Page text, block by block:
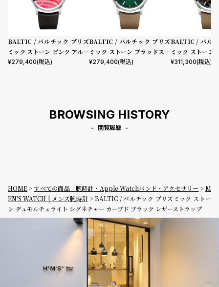
BALTIC / バルチック プリズ
ミック ストーン ピンク アルバ
イト シグネチャー カーブド ブ
¥279,400(税込)
BALTIC / バルチック プリズ
ミック ストーン ブラッドスト
ーン シグネチャー カーブド キ
¥279,400(税込)
BALTIC / バル
ミック ストーン
ト シグネチャー
¥311,300(税込)
BROWSING HISTORY
閲覧履歴
HOME すべての商品｜腕時計・Apple Watchバンド・アクセサリー
M
EN'S WATCH | メンズ腕時計
BALTIC / バルチック プリズミック ストー
ン デュモルチェライト シグネチャー カーブド ブラック レザーストラップ